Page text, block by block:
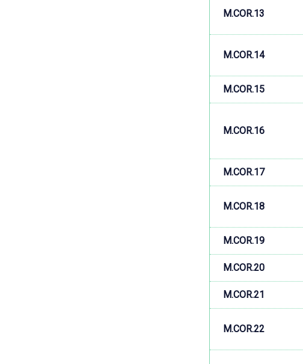
M.COR.13
M.COR.14
M.COR.15
M.COR.16
M.COR.17
M.COR.18
M.COR.19
M.COR.20
M.COR.21
M.COR.22